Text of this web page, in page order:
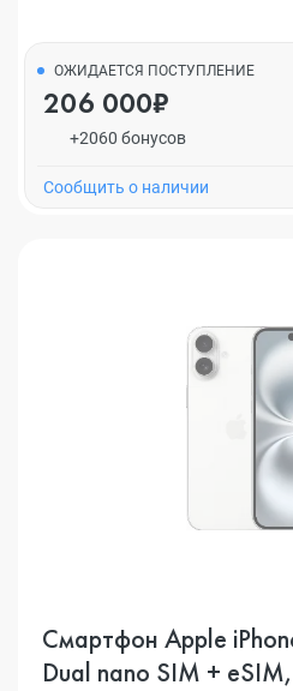
ОЖИДАЕТСЯ ПОСТУПЛЕНИЕ
206 000₽
+2060 бонусов
Cообщить о наличии
Смартфон Apple
Dual nano SIM +